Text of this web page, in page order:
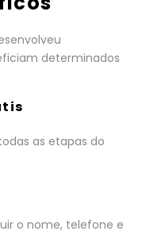
determinados
as etapas do
o nome, telefone e